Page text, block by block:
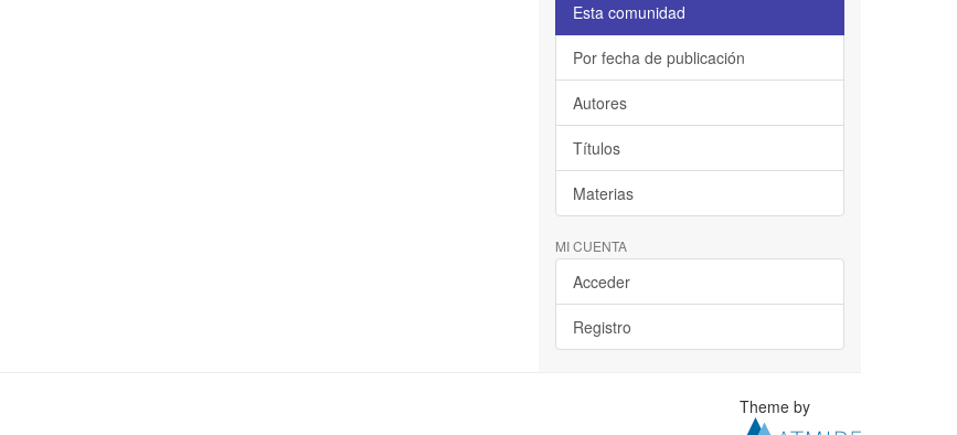
Esta comunidad
Por fecha de publicación
Autores
Títulos
Materias
MI CUENTA
Acceder
Registro
Theme by